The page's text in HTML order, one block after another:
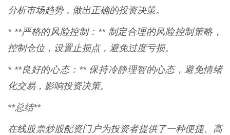
分析市场趋势，做出正确的投资决策。
* **严格的风险控制：** 制定合理的风险控制策略，
控制仓位，设置止损点，避免过度亏损。
* **良好的心态：** 保持冷静理智的心态，避免情绪
化交易，影响投资决策。
**总结**
在线股票炒股配资门户为投资者提供了一种便捷、高